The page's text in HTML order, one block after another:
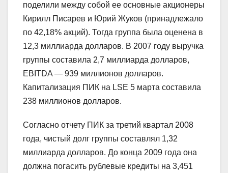
поделили между собой ее основные акционеры
Кирилл Писарев и Юрий Жуков (принадлежало
по 42,18% акций). Тогда группа была оценена в
12,3 миллиарда долларов. В 2007 году выручка
группы составила 2,7 миллиарда долларов,
EBITDA — 939 миллионов долларов.
Капитализация ПИК на LSE 5 марта составила
238 миллионов долларов.
Согласно отчету ПИК за третий квартал 2008
года, чистый долг группы составлял 1,32
миллиарда долларов. До конца 2009 года она
должна погасить рублевые кредиты на 3,451